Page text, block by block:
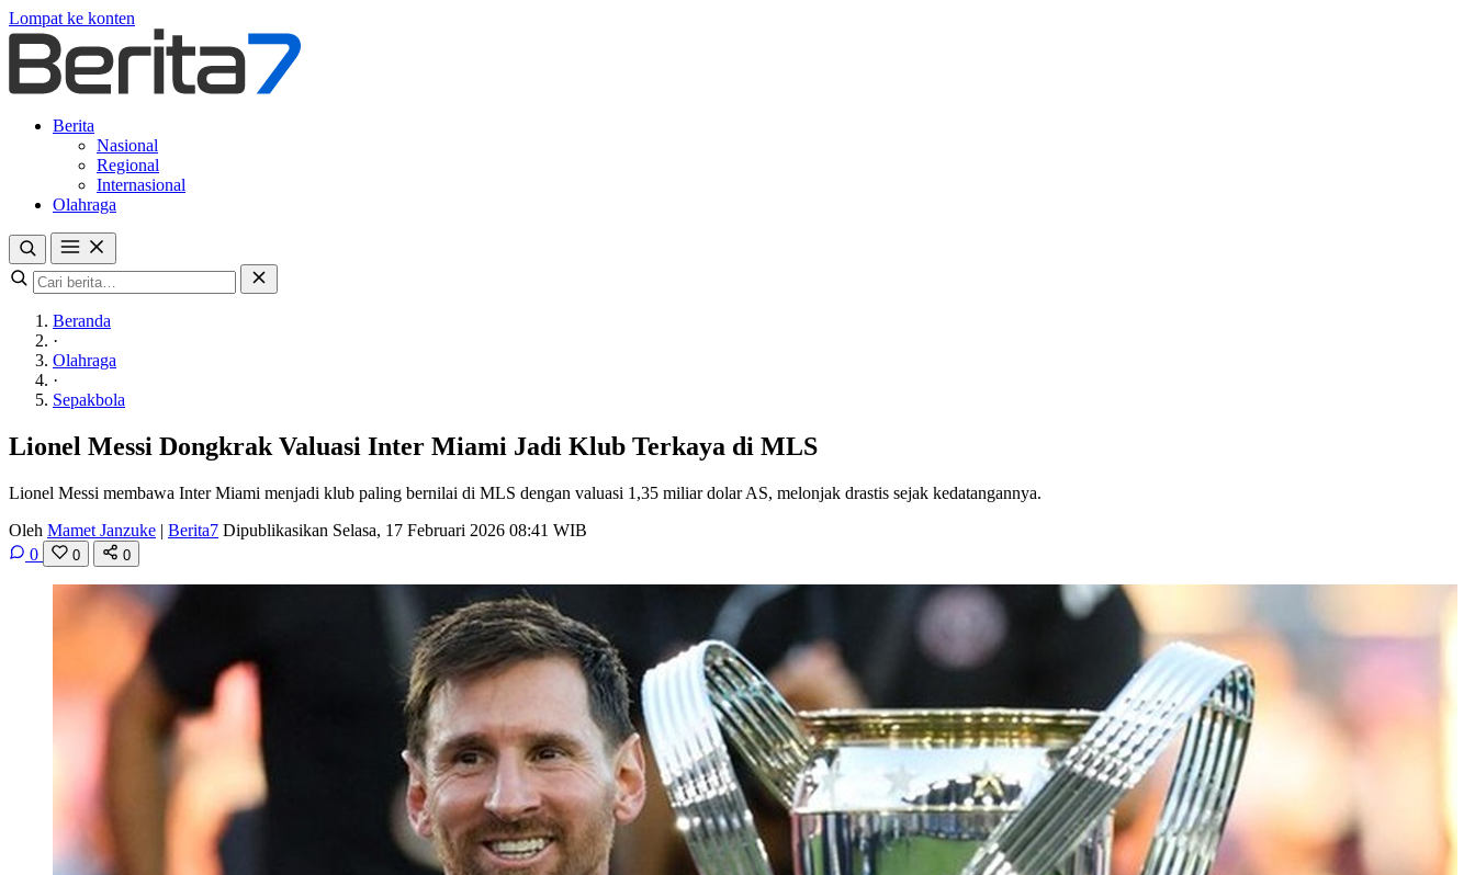
Lompat ke konten
Berita
Nasional
Regional
Internasional
Olahraga
Beranda
·
Olahraga
·
Sepakbola
Lionel Messi Dongkrak Valuasi Inter Miami Jadi Klub Terkaya di MLS
Lionel Messi membawa Inter Miami menjadi klub paling bernilai di MLS dengan valuasi 1,35 miliar dolar AS, melonjak drastis sejak kedatangannya.
Oleh Mamet Janzuke | Berita7 Dipublikasikan Selasa, 17 Februari 2026 08:41 WIB
0
0 0